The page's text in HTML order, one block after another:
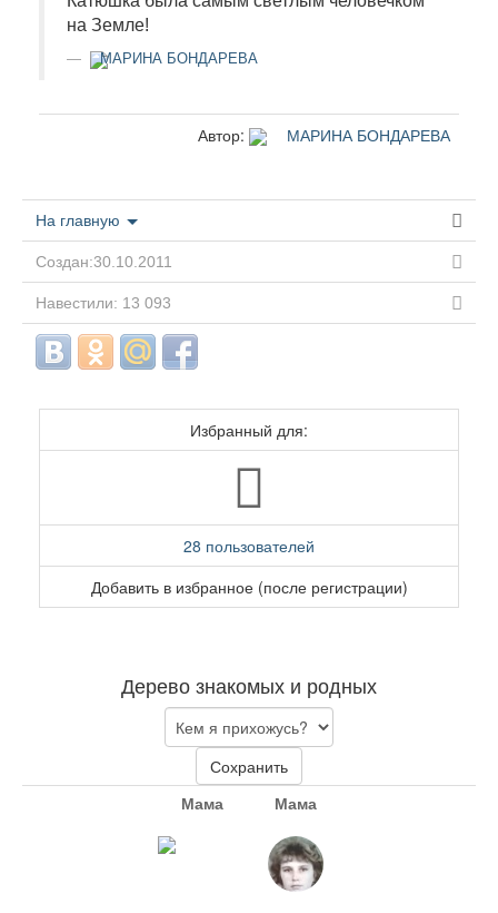
на Земле!
МАРИНА БОНДАРЕВА
Автор: МАРИНА БОНДАРЕВА
На главную
Создан:30.10.2011
Навестили: 13 093
Избранный для:
28 пользователей
Добавить в избранное (после регистрации)
Дерево знакомых и родных
Сохранить
Мама
Мама